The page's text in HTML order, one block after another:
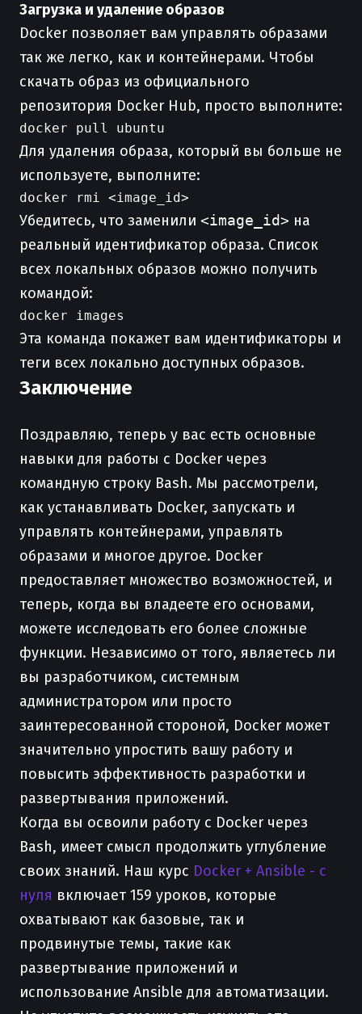
Загрузка и удаление образов
Docker позволяет вам управлять образами
так же легко, как и контейнерами. Чтобы
скачать образ из официального
репозитория Docker Hub, просто выполните:
Для удаления образа, который вы больше не
используете, выполните:
Убедитесь, что заменили <image_id> на
реальный идентификатор образа. Список
всех локальных образов можно получить
командой:
Эта команда покажет вам идентификаторы и
теги всех локально доступных образов.
Заключение
Поздравляю, теперь у вас есть основные
навыки для работы с Docker через
командную строку Bash. Мы рассмотрели,
как устанавливать Docker, запускать и
управлять контейнерами, управлять
образами и многое другое. Docker
предоставляет множество возможностей, и
теперь, когда вы владеете его основами,
можете исследовать его более сложные
функции. Независимо от того, являетесь ли
вы разработчиком, системным
администратором или просто
заинтересованной стороной, Docker может
значительно упростить вашу работу и
повысить эффективность разработки и
развертывания приложений.
Когда вы освоили работу с Docker через
Bash, имеет смысл продолжить углубление
своих знаний. Наш курс Docker + Ansible - с
нуля включает 159 уроков, которые
охватывают как базовые, так и
продвинутые темы, такие как
развертывание приложений и
использование Ansible для автоматизации.